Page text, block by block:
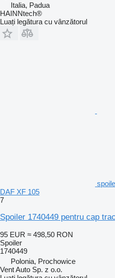
Italia, Padua
HAINNtech®
Luați legătura cu vânzătorul
DAF XF 105
7
Spoiler 1740449 pentru cap
95 EUR ≈ 498,50 RON
Spoiler
1740449
Polonia, Prochowice
Vent Auto Sp. z o.o.